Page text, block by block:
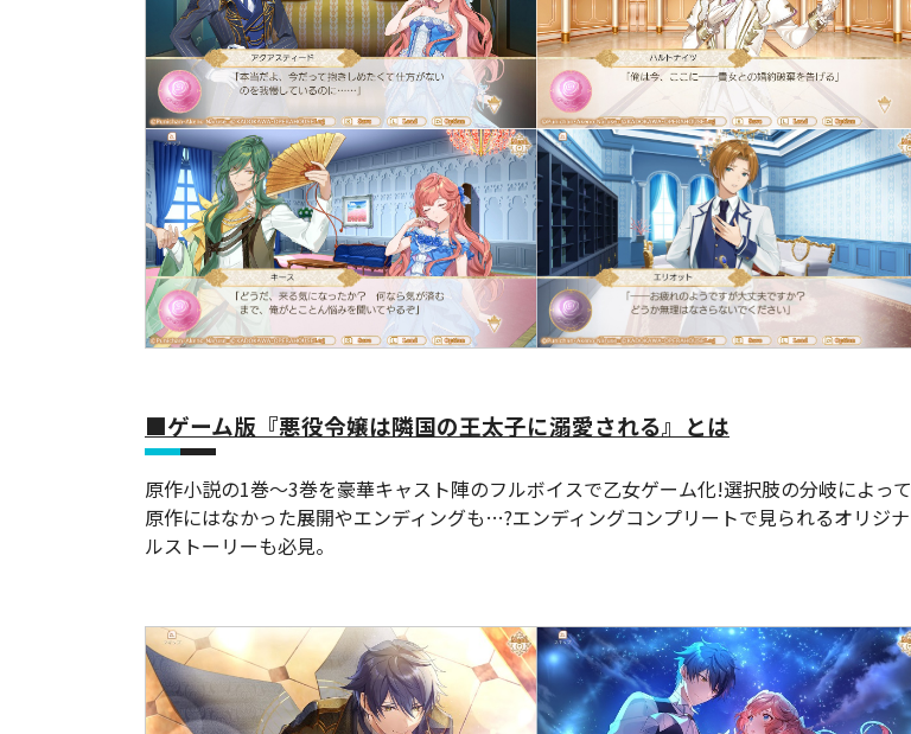
■ゲーム版『悪役令嬢は隣国の王太子に溺愛される』とは
原作小説の1巻～3巻を豪華キャスト陣のフルボイスで乙女ゲーム化!選択肢の分岐によって
原作にはなかった展開やエンディングも…?エンディングコンプリートで見られるオリジナ
ルストーリーも必見。